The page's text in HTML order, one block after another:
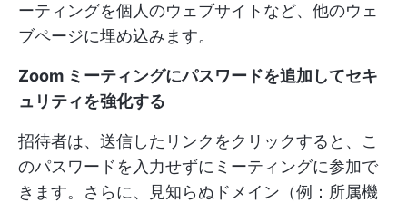
ーティングを個人のウェブサイトなど、他のウェ
ブページに埋め込みます。
Zoom ミーティングにパスワードを追加してセキ
ュリティを強化する
招待者は、送信したリンクをクリックすると、こ
のパスワードを入力せずにミーティングに参加で
きます。さらに、見知らぬドメイン（例：所属機